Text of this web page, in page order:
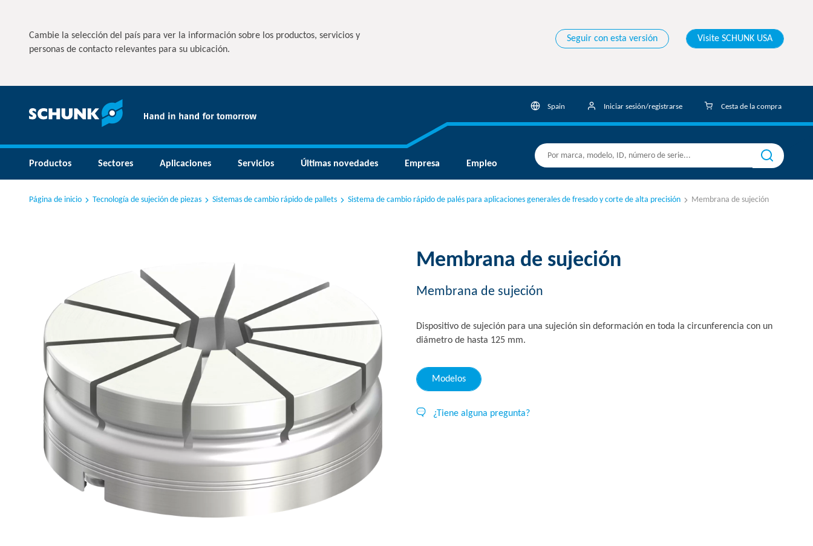
Cambie la selección del país para ver la información sobre los productos, servicios y
personas de contacto relevantes para su ubicación.
Seguir con esta versión Visite SCHUNK USA
Spain Iniciar sesión/registrarse Cesta de la compra
Productos Sectores Aplicaciones Servicios Últimas novedades Empresa Empleo
Página de inicio Tecnología de sujeción de piezas Sistemas de cambio rápido de pallets Sistema de cambio rápido de palés para aplicaciones generales de fresado y corte de alta precisión Membrana de sujeción
Membrana de sujeción
Membrana de sujeción
Dispositivo de sujeción para una sujeción sin deformación en toda la circunferencia con un
diámetro de hasta 125 mm.
Modelos
¿Tiene alguna pregunta?